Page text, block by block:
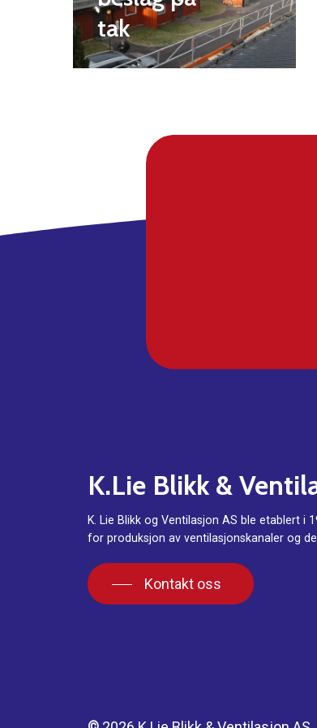
tak
K.Lie Blikk &
K. Lie Blikk og Ventilasjon AS ble etablert i
for produksjon av ventilasjonskanaler og
Kontakt oss